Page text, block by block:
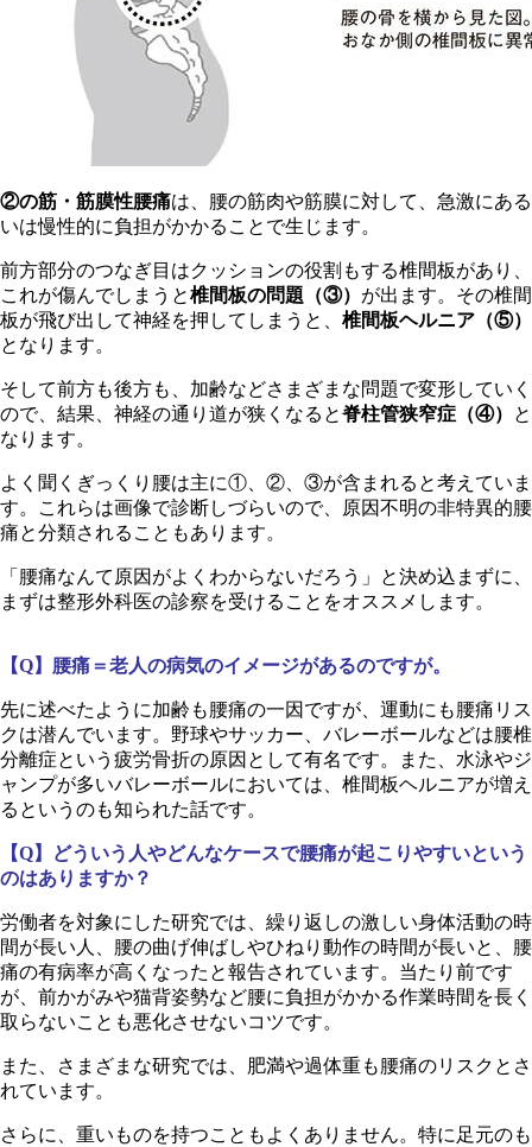
②の筋・筋膜性腰痛は、腰の筋肉や筋膜に対して、急激にある
いは慢性的に負担がかかることで生じます。
前方部分のつなぎ目はクッションの役割もする椎間板があり、
これが傷んでしまうと椎間板の問題（③） が出ます。その椎間
板が飛び出して神経を押してしまうと、 椎間板ヘルニア（⑤）
となります。
そして前方も後方も、加齢などさまざまな問題で変形していく
ので、結果、神経の通り道が狭くなると脊柱管狭窄症（④）
と
なります。
よく聞くぎっくり腰は主に①、②、③が含まれると考えていま
す。これらは画像で診断しづらいので、原因不明の非特異的腰
痛と分類されることもあります。
「腰痛なんて原因がよくわからないだろう」と決め込まずに、
まずは整形外科医の診察を受けることをオススメします。
【Q】腰痛＝老人の病気のイメージがあるのですが。
先に述べたように加齢も腰痛の一因ですが、運動にも腰痛リス
クは潜んでいます。野球やサッカー、バレーボールなどは腰椎
分離症という疲労骨折の原因として有名です。また、水泳やジ
ャンプが多いバレーボールにおいては、椎間板ヘルニアが増え
るというのも知られた話です。
【Q】どういう人やどんなケースで腰痛が起こりやすいという
のはありますか？
労働者を対象にした研究では、繰り返しの激しい身体活動の時
間が長い人、腰の曲げ伸ばしやひねり動作の時間が長いと、腰
痛の有病率が高くなったと報告されています。当たり前です
が、前かがみや猫背姿勢など腰に負担がかかる作業時間を長く
取らないことも悪化させないコツです。
また、さまざまな研究では、肥満や過体重も腰痛のリスクとさ
れています。
さらに、重いものを持つこともよくありません。特に足元のも